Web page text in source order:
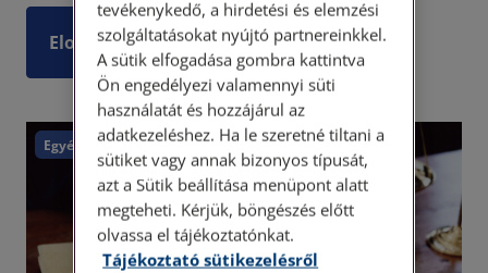
Elolvasom
Egyéb
tevékenykedő, a hirdetési és elemzési
szolgáltatásokat nyújtó partnereinkkel.
A sütik elfogadása gombra kattintva
Ön engedélyezi valamennyi süti
használatát és hozzájárul az
adatkezeléshez. Ha le szeretné tiltani a
sütiket vagy annak bizonyos típusát,
azt a Sütik beállítása menüpont alatt
megteheti. Kérjük, böngészés előtt
olvassa el tájékoztatónkat.
Tájékoztató sütikezelésről